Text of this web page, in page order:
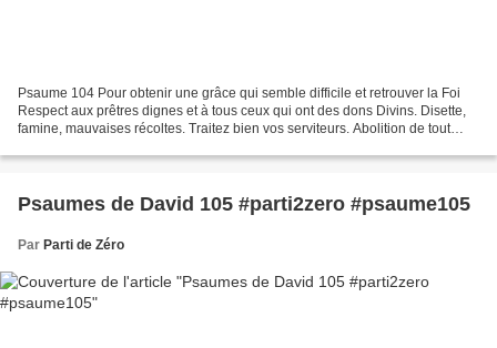
Psaume 104 Pour obtenir une grâce qui semble difficile et retrouver la Foi
Respect aux prêtres dignes et à tous ceux qui ont des dons Divins. Disette,
famine, mauvaises récoltes. Traitez bien vos serviteurs. Abolition de tout
Psaumes de David 105 #parti2zero #psaume105
Par Parti de Zéro